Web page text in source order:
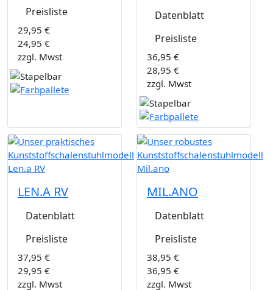
Preisliste
29,95 €
24,95 €
zzgl. Mwst
Datenblatt
Preisliste
36,95 €
28,95 €
zzgl. Mwst
LEN.A RV
Datenblatt
Preisliste
37,95 €
29,95 €
zzgl. Mwst
MIL.ANO
Datenblatt
Preisliste
38,95 €
36,95 €
zzgl. Mwst